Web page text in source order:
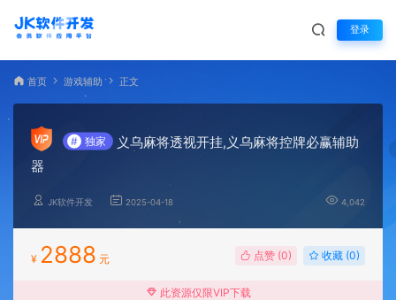
登录
首页 游戏辅助 正文
# 独家
义乌麻将透视开挂,义乌麻将控牌必赢辅助
器
JK软件开发 2025-04-18 4,042
¥ 2888 元 点赞 (0) 收藏 (0)
此资源仅限VIP下载